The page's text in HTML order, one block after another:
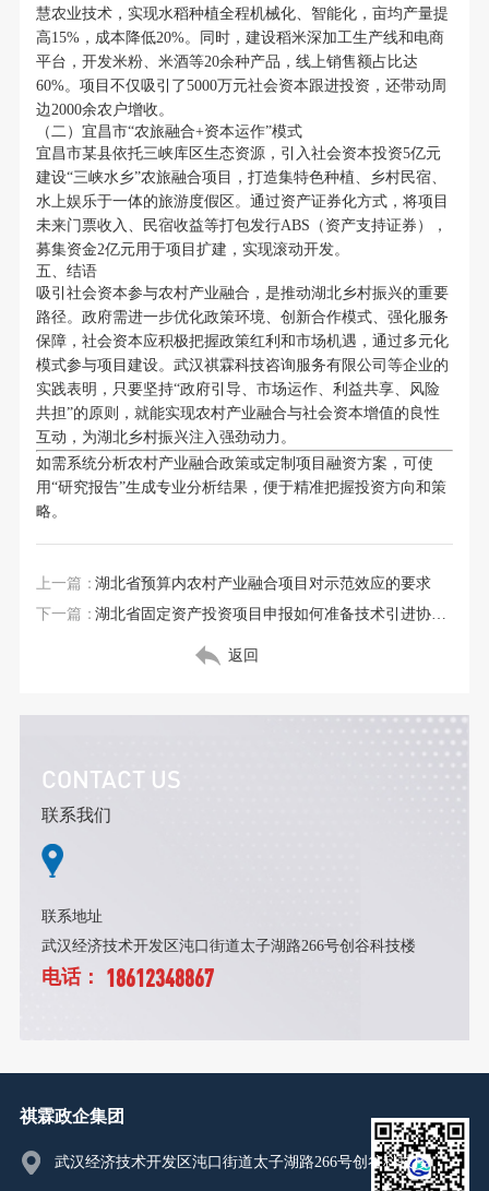
慧农业技术，实现水稻种植全程机械化、智能化，亩均产量提
高15%，成本降低20%。同时，建设稻米深加工生产线和电商
平台，开发米粉、米酒等20余种产品，线上销售额占比达
60%。项目不仅吸引了5000万元社会资本跟进投资，还带动周
边2000余农户增收。
（二）宜昌市“农旅融合+资本运作”模式
宜昌市某县依托三峡库区生态资源，引入社会资本投资5亿元
建设“三峡水乡”农旅融合项目，打造集特色种植、乡村民宿、
水上娱乐于一体的旅游度假区。通过资产证券化方式，将项目
未来门票收入、民宿收益等打包发行ABS（资产支持证券），
募集资金2亿元用于项目扩建，实现滚动开发。
五、结语
吸引社会资本参与农村产业融合，是推动湖北乡村振兴的重要
路径。政府需进一步优化政策环境、创新合作模式、强化服务
保障，社会资本应积极把握政策红利和市场机遇，通过多元化
模式参与项目建设。武汉祺霖科技咨询服务有限公司等企业的
实践表明，只要坚持“政府引导、市场运作、利益共享、风险
共担”的原则，就能实现农村产业融合与社会资本增值的良性
互动，为湖北乡村振兴注入强劲动力。
如需系统分析农村产业融合政策或定制项目融资方案，可使
用“研究报告”生成专业分析结果，便于精准把握投资方向和策
略。
上一篇：湖北省预算内农村产业融合项目对示范效应的要求
下一篇：
湖北省固定资产投资项目申报如何准备技术引进协议？
返回
CONTACT US
联系我们
联系地址
武汉经济技术开发区沌口街道太子湖路266号创谷科技楼
电话： 18612348867
祺霖政企集团
武汉经济技术开发区沌口街道太子湖路266号创谷科技楼